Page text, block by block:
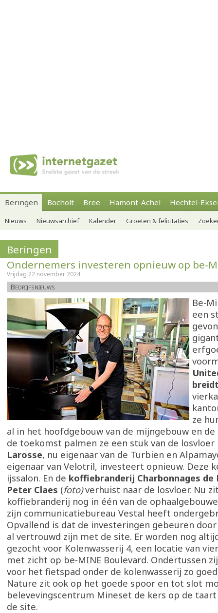
Beringen Bocholt Bree Hamont-Achel Hechtel-
Nieuws Nieuwsarchief Kalender Groeten & felicitaties
Beringen
Ondernemers investeren opnieuw op be-
Vrijdag 22 november 2024
Bedrijfsnieuws
Be-
een
ze
al in het hoofdgebouw van de mijngebouw en
de toekomst palmen ze een stuk van de losvloer
Larosse, nu eigenaar van de Turbien en
eigenaar van Velotril, investeert opnieuw. Deze
ijssalon. En de koffiebranderij Charbonnages de
Peter Claes (foto)verhuist naar de losvloer. Nu
koffiebranderij nog in één van de
zijn communicatiebureau Vestal heeft
Opvallend is dat de investeringen gebeuren
al vertrouwd zijn met de site. Er worden nog
gezocht voor Kolenwasserij 4, een locatie van
met zicht op be-MINE Boulevard. Ondertussen
voor het fietspad onder de kolenwasserij zo goed
Nature zit ook op het goede spoor en tot slot
belevevingscentrum Mineset de kers op de
de site.